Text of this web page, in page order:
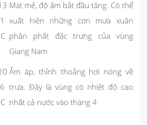
Mát mẻ, độ ấm bắt đầu tăng. Có thể
xuất hiện những cơn mưa xuân
phân phất đặc trưng của vùng
Giang Nam
Ấm áp, thỉnh thoảng hơi nóng về
trưa. Đây là vùng có nhiệt độ cao
nhất cả nước vào tháng 4